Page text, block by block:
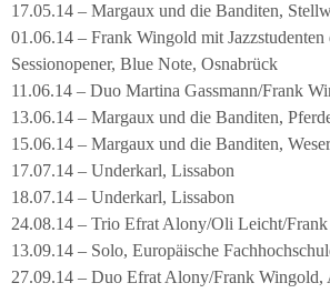
17.05.14 – Margaux und die Banditen,
01.06.14 – Frank Wingold mit
Sessionopener, Blue Note, Osnabrück
11.06.14 – Duo Martina Gassmann/Frank
13.06.14 – Margaux und die Banditen,
15.06.14 – Margaux und die Banditen,
17.07.14 – Underkarl, Lissabon
18.07.14 – Underkarl, Lissabon
24.08.14 – Trio Efrat Alony/Oli Leicht/
13.09.14 – Solo, Europäische
27.09.14 – Duo Efrat Alony/Frank Wingold,